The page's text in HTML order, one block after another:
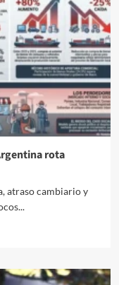
rota
atraso cambiario y